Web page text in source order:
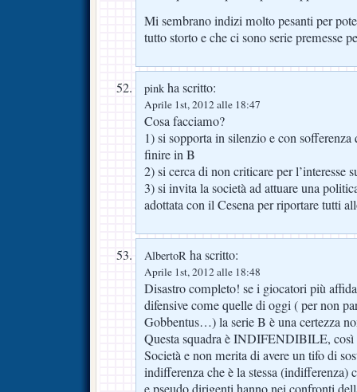
Mi sembrano indizi molto pesanti per
tutto storto e che ci sono serie premesse
pink ha scritto:
Aprile 1st, 2012 alle 18:47
Cosa facciamo?
1) si sopporta in silenzio e con sofferenza
finire in B
2) si cerca di non criticare per l’interesse
3) si invita la società ad attuare una
adottata con il Cesena per riportare tutti
AlbertoR ha scritto:
Aprile 1st, 2012 alle 18:48
Disastro completo! se i giocatori più
difensive come quelle di oggi ( per non
Gobbentus…) la serie B è una certezza
Questa squadra è INDIFENDIBILE, così
Società e non merita di avere un tifo di
indifferenza che è la stessa (indifferenza)